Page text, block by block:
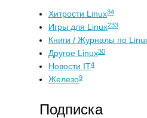
Хитрости Linux34
Игры для Linux233
Книги / Журналы по
Другое Linux30
Новости IT4
Железо9
Подписка